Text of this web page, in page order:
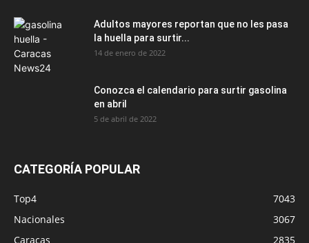
Adultos mayores reportan que no les pasa
la huella para surtir...
14 de enero de 2022
Conozca el calendario para surtir gasolina
en abril
5 de abril de 2022
CATEGORÍA POPULAR
Top4
7043
Nacionales
3067
Caracas
2835